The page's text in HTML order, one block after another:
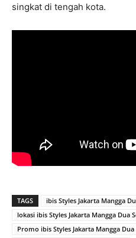
singkat di tengah kota.
TAGS
ibis Styles Jakarta Mangga
lokasi ibis Styles Jakarta Mangga Dua
Promo ibis Styles Jakarta Mangga